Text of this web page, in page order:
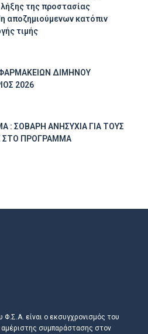
της προστασίας
αποζημιούμενων κατόπιν
τιμής
ΔΙΜΗΝΟΥ
2026
: ΣΟΒΑΡΗ ΑΝΗΣΥΧΙΑ ΓΙΑ ΤΟΥΣ
ΣΤΟ ΠΡΟΓΡΑΜΜΑ
είναι ο εκσυγχρονισμός του
αμέριστης συμπαράστασης στον